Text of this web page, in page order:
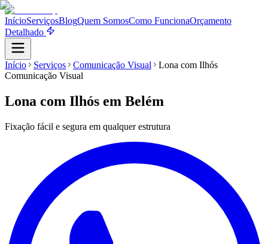
InícioServiçosBlogQuem SomosComo FuncionaOrçamento
Detalhado
Início Serviços Comunicação Visual
Lona com Ilhós
Comunicação Visual
Lona com Ilhós em Belém
Fixação fácil e segura em qualquer estrutura